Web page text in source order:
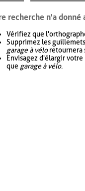
recherche n'a donné
Vérifiez que
Supprimez les
garage à véloretournera
Envisagez d'élargir
que garage à vélo.